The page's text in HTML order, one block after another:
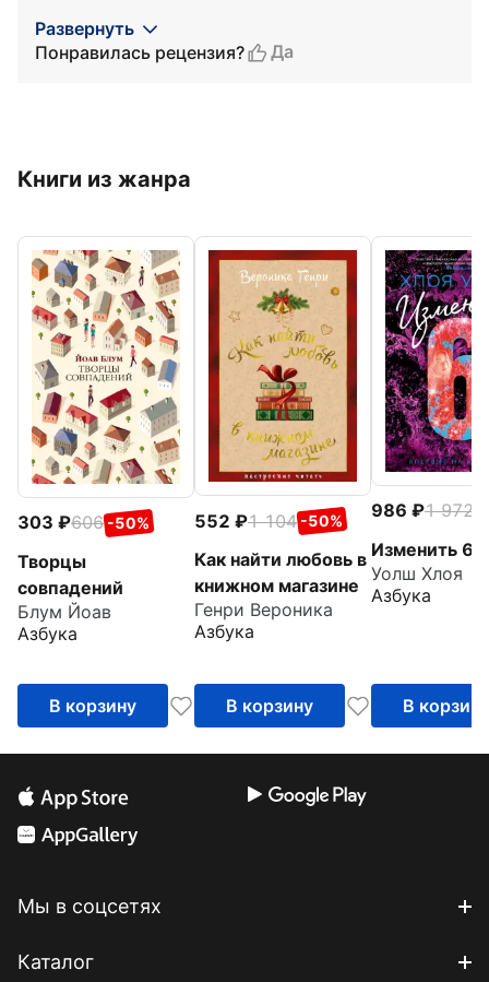
Развернуть
Понравилась рецензия?
Да
Книги из жанра
303 606 -50%
Творцы
совпадений
Блум Йоав
Азбука
В корзину
552 1 104 -50%
Как найти любовь в
книжном магазине
Генри Вероника
Азбука
В корзину
986 1 972
Изменить 6-
Уолш Хлоя
Азбука
В корзину
Мы в соцсетях
Каталог